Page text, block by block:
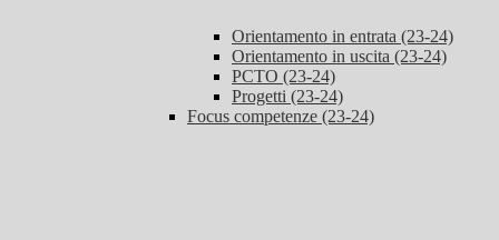
Orientamento in entrata (23-24)
Orientamento in uscita (23-24)
PCTO (23-24)
Progetti (23-24)
Focus competenze (23-24)